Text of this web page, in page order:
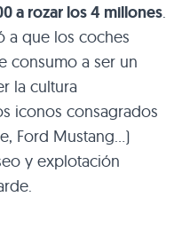
a rozar los 4 millones
a que los coches
consumo a ser un
la cultura
iconos consagrados
Ford Mustang…)
y explotación